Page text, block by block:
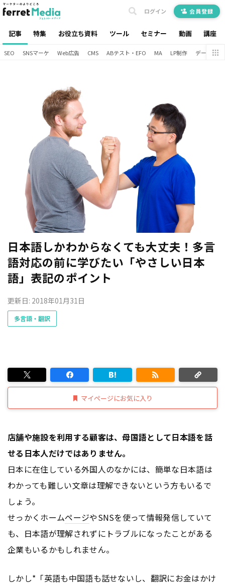
記事 特集 お役立ち資料 ツール セミナー 動画 講座
ログイン 会員登録
SEO SNSマーケ Web広告 CMS ABテスト・EFO MA LP制作 データ分析
日本語しかわからなくても大丈夫！多言
語対応の前に学びたい「やさしい日本
語」表記のポイント
更新日: 2018年01月31日
多言語・翻訳
マイページにお気に入り
店舗や施設を利用する顧客は、母国語として日本語を話
せる日本人だけではありません。
日本に在住している外国人のなかには、簡単な日本語は
わかっても難しい文章は理解できないという方もいるで
しょう。
せっかくホームページやSNSを使って情報発信していて
も、日本語が理解されずにトラブルになったことがある
企業もいるかもしれません。
しかし*「英語も中国語も話せないし、翻訳にお金はかけ